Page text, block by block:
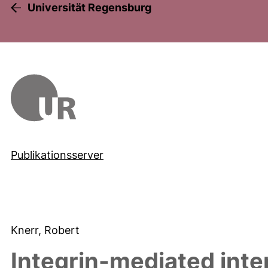
Universität Regensburg
Publikationsserver
Knerr, Robert
Integrin-mediated